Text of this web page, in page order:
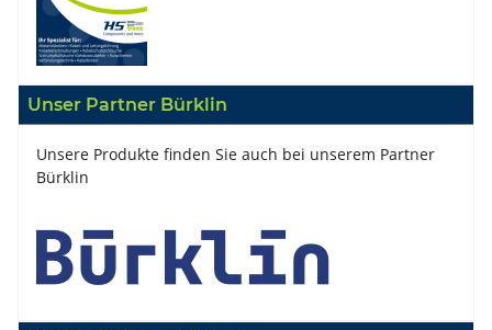
Unser Partner Bürklin
Unsere Produkte finden Sie auch bei unserem Partner
Bürklin